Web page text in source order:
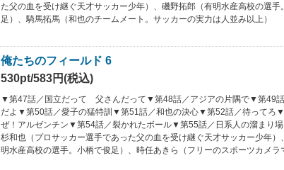
た父の血を受け継ぐ天才サッカー少年）、磯野拓郎（有明水産高校の選手
足）、騎馬拓馬（和也のチームメート。サッカーの実力は人並み以上）
俺たちのフィールド 6
530pt/583円(税込)
▼第47話／国立だって 父さんだって▼第48話／アジアの片隅で▼第49話
だよ▼第50話／愛子の猛特訓▼第51話／和也の決心▼第52話／待ってろ
ぜ！アルゼンチン▼第54話／裂かれたボール▼第55話／日系人の溜まり
杉和也（プロサッカー選手であった父の血を受け継ぐ天才サッカー少年）
明水産高校の選手。小柄で俊足）、時任あきら（フリーのスポーツカメラ